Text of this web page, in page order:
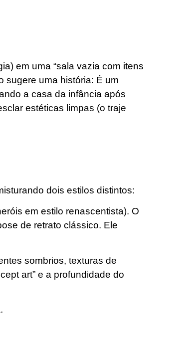
em uma “sala vazia com itens
sugere uma história: É um
a casa da infância após
estéticas limpas (o traje
dois estilos distintos:
em estilo renascentista). O
de retrato clássico. Ele
sombrios, texturas de
art” e a profundidade do